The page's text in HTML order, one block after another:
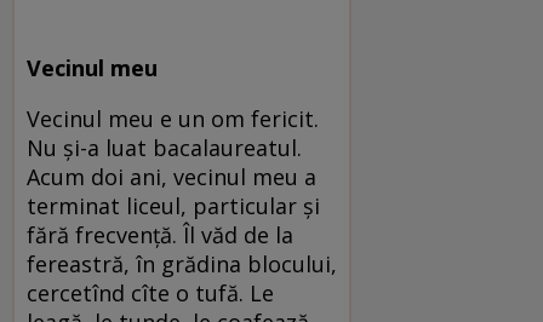
Vecinul meu
Vecinul meu e un om fericit.
Nu şi-a luat bacalaureatul.
Acum doi ani, vecinul meu a
terminat liceul, particular şi
fără frecvenţă. Îl văd de la
fereastră, în grădina blocului,
cercetînd cîte o tufă. Le